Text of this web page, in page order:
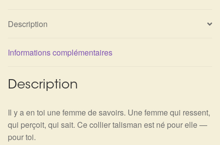
Description
Informations complémentaires
Description
Il y a en toi une femme de savoirs. Une femme qui ressent,
qui perçoit, qui sait. Ce collier talisman est né pour elle —
pour toi.